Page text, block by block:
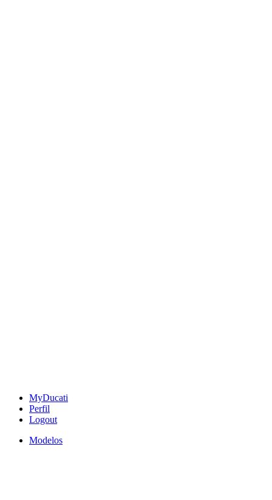
MyDucati
Perfil
Logout
Modelos